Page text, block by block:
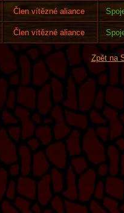
Člen vítězné aliance
Člen vítězné aliance
Zpět na